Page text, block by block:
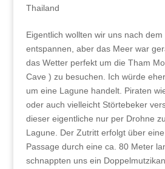
Thailand
Eigentlich wollten wir uns nach
entspannen, aber das Meer war
das Wetter perfekt um die Tham
Cave ) zu besuchen. Ich würde
um eine Lagune handelt. Piraten
oder auch vielleicht Störtebeker
dieser eigentliche nur per Drohne
Lagune. Der Zutritt erfolgt über
Passage durch eine ca. 80 Meter
schnappten uns ein